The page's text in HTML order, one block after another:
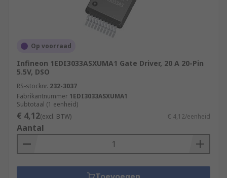
Op voorraad
Infineon 1EDI3033ASXUMA1 Gate Driver, 20 A 20-Pin
5.5V, DSO
RS-stocknr. 232-3037
Fabrikantnummer 1EDI3033ASXUMA1
Subtotaal (1 eenheid)
€ 4,12(excl. BTW) € 4,12/eenheid
Aantal